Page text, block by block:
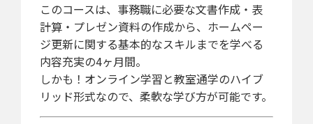
このコースは、事務職に必要な文書作成・表
計算・プレゼン資料の作成から、ホームペー
ジ更新に関する基本的なスキルまでを学べる
内容充実の4ヶ月間。
しかも！オンライン学習と教室通学のハイブ
リッド形式なので、柔軟な学び方が可能です。